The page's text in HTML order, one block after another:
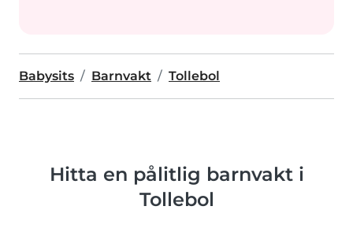
Babysits Barnvakt Tollebol
Hitta en pålitlig barnvakt i
Tollebol